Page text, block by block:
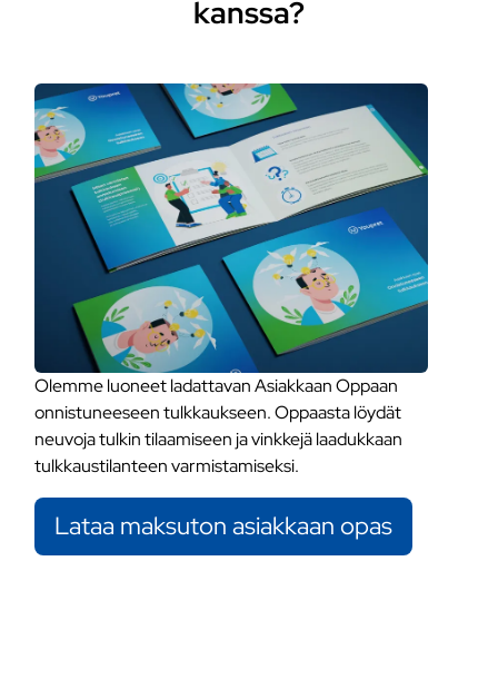
kanssa?
Olemme luoneet ladattavan Asiakkaan Oppaan
onnistuneeseen tulkkaukseen. Oppaasta löydät
neuvoja tulkin tilaamiseen ja vinkkejä laadukkaan
tulkkaustilanteen varmistamiseksi.
Lataa maksuton asiakkaan opas